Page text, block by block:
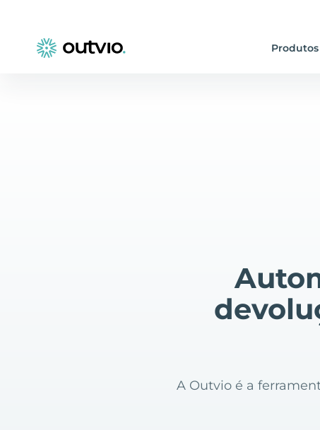
Produtos
A Outvio é a